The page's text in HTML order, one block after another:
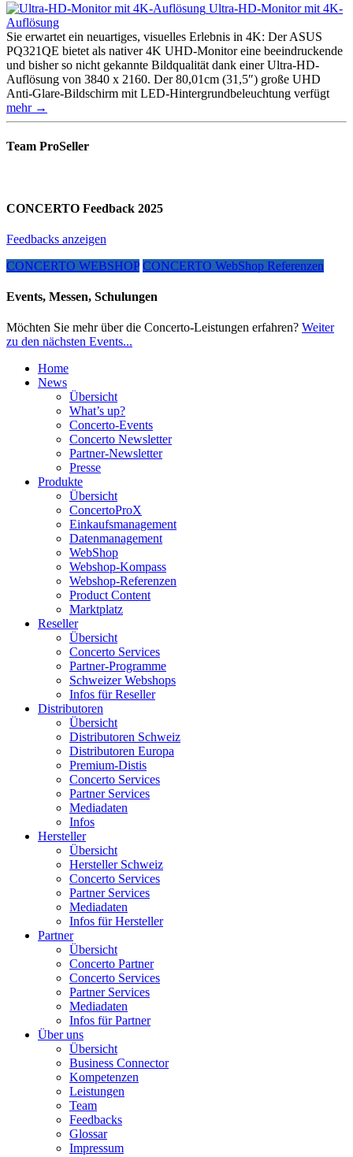
Ultra-HD-Monitor mit 4K-
Auflösung
Sie erwartet ein neuartiges, visuelles Erlebnis in 4K: Der ASUS
PQ321QE bietet als nativer 4K UHD-Monitor eine beeindruckende
und bisher so nicht gekannte Bildqualität dank einer Ultra-HD-
Auflösung von 3840 x 2160. Der 80,01cm (31,5″) große UHD
Anti-Glare-Bildschirm mit LED-Hintergrundbeleuchtung verfügt
mehr →
Team ProSeller
CONCERTO Feedback 2025
Feedbacks anzeigen
CONCERTO WEBSHOP CONCERTO WebShop Referenzen
Events, Messen, Schulungen
Möchten Sie mehr über die Concerto-Leistungen erfahren? Weiter
zu den nächsten Events...
Home
News
Übersicht
What’s up?
Concerto-Events
Concerto Newsletter
Partner-Newsletter
Presse
Produkte
Übersicht
ConcertoProX
Einkaufsmanagement
Datenmanagement
WebShop
Webshop-Kompass
Webshop-Referenzen
Product Content
Marktplatz
Reseller
Übersicht
Concerto Services
Partner-Programme
Schweizer Webshops
Infos für Reseller
Distributoren
Übersicht
Distributoren Schweiz
Distributoren Europa
Premium-Distis
Concerto Services
Partner Services
Mediadaten
Infos
Hersteller
Übersicht
Hersteller Schweiz
Concerto Services
Partner Services
Mediadaten
Infos für Hersteller
Partner
Übersicht
Concerto Partner
Concerto Services
Partner Services
Mediadaten
Infos für Partner
Über uns
Übersicht
Business Connector
Kompetenzen
Leistungen
Team
Feedbacks
Glossar
Impressum